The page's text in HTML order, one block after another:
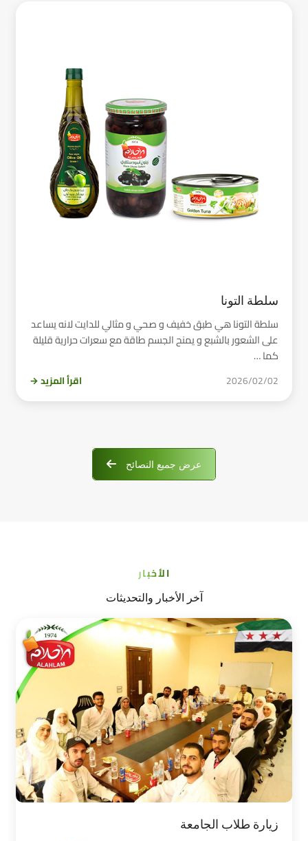
سلطة التونا
سلطة التونا هي طبق خفيف و صحي و مثالي للدايت لانه يساعد
على الشعور بالشبع و يمنح الجسم طاقة مع سعرات حرارية قليلة
كما …
2026/02/02 اقرأ المزيد →
عرض جميع النصائح
الأخبار
آخر الأخبار والتحديثات
زيارة طلاب الجامعة